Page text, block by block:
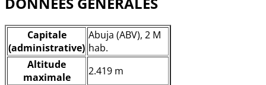
Capitale
(administrative)
Abuja (ABV), 2 M
hab.
Altitude
maximale
2.419 m